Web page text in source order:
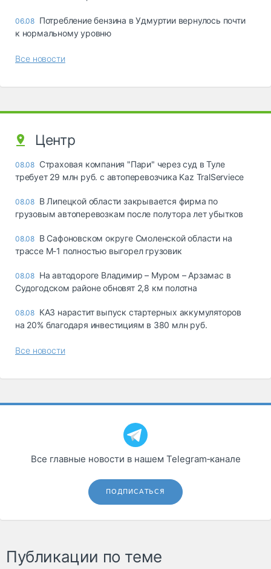
06.08 Потребление бензина в Удмуртии вернулось почти
к нормальному уровню
Все новости
Центр
08.08 Страховая компания "Пари" через суд в Туле
требует 29 млн руб. с автоперевозчика Kaz TralServiece
08.08 В Липецкой области закрывается фирма по
грузовым автоперевозкам после полутора лет убытков
08.08 В Сафоновском округе Смоленской области на
трассе М-1 полностью выгорел грузовик
08.08 На автодороге Владимир – Муром – Арзамас в
Судогодском районе обновят 2,8 км полотна
08.08 КАЗ нарастит выпуск стартерных аккумуляторов
на 20% благодаря инвестициям в 380 млн руб.
Все новости
Все главные новости в нашем Telegram‑канале
ПОДПИСАТЬСЯ
Публикации по теме